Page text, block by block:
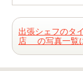
出張シェフのタ
店 の写真一覧